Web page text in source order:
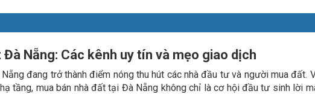
Đà Nẵng: Các kênh uy tín và mẹo giao dịch
đang trở thành điểm nóng thu hút các nhà đầu tư và người mua đất.
tầng, mua bán nhà đất tại Đà Nẵng không chỉ là cơ hội đầu tư sinh lời